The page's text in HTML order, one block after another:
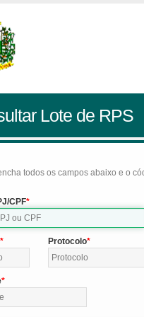
Lote de RPS
todos os campos abaixo e o
CPF
Protocolo